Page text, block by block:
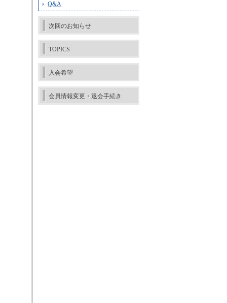
Q&A
次回のお知らせ
TOPICS
入会希望
会員情報変更・退会手続き